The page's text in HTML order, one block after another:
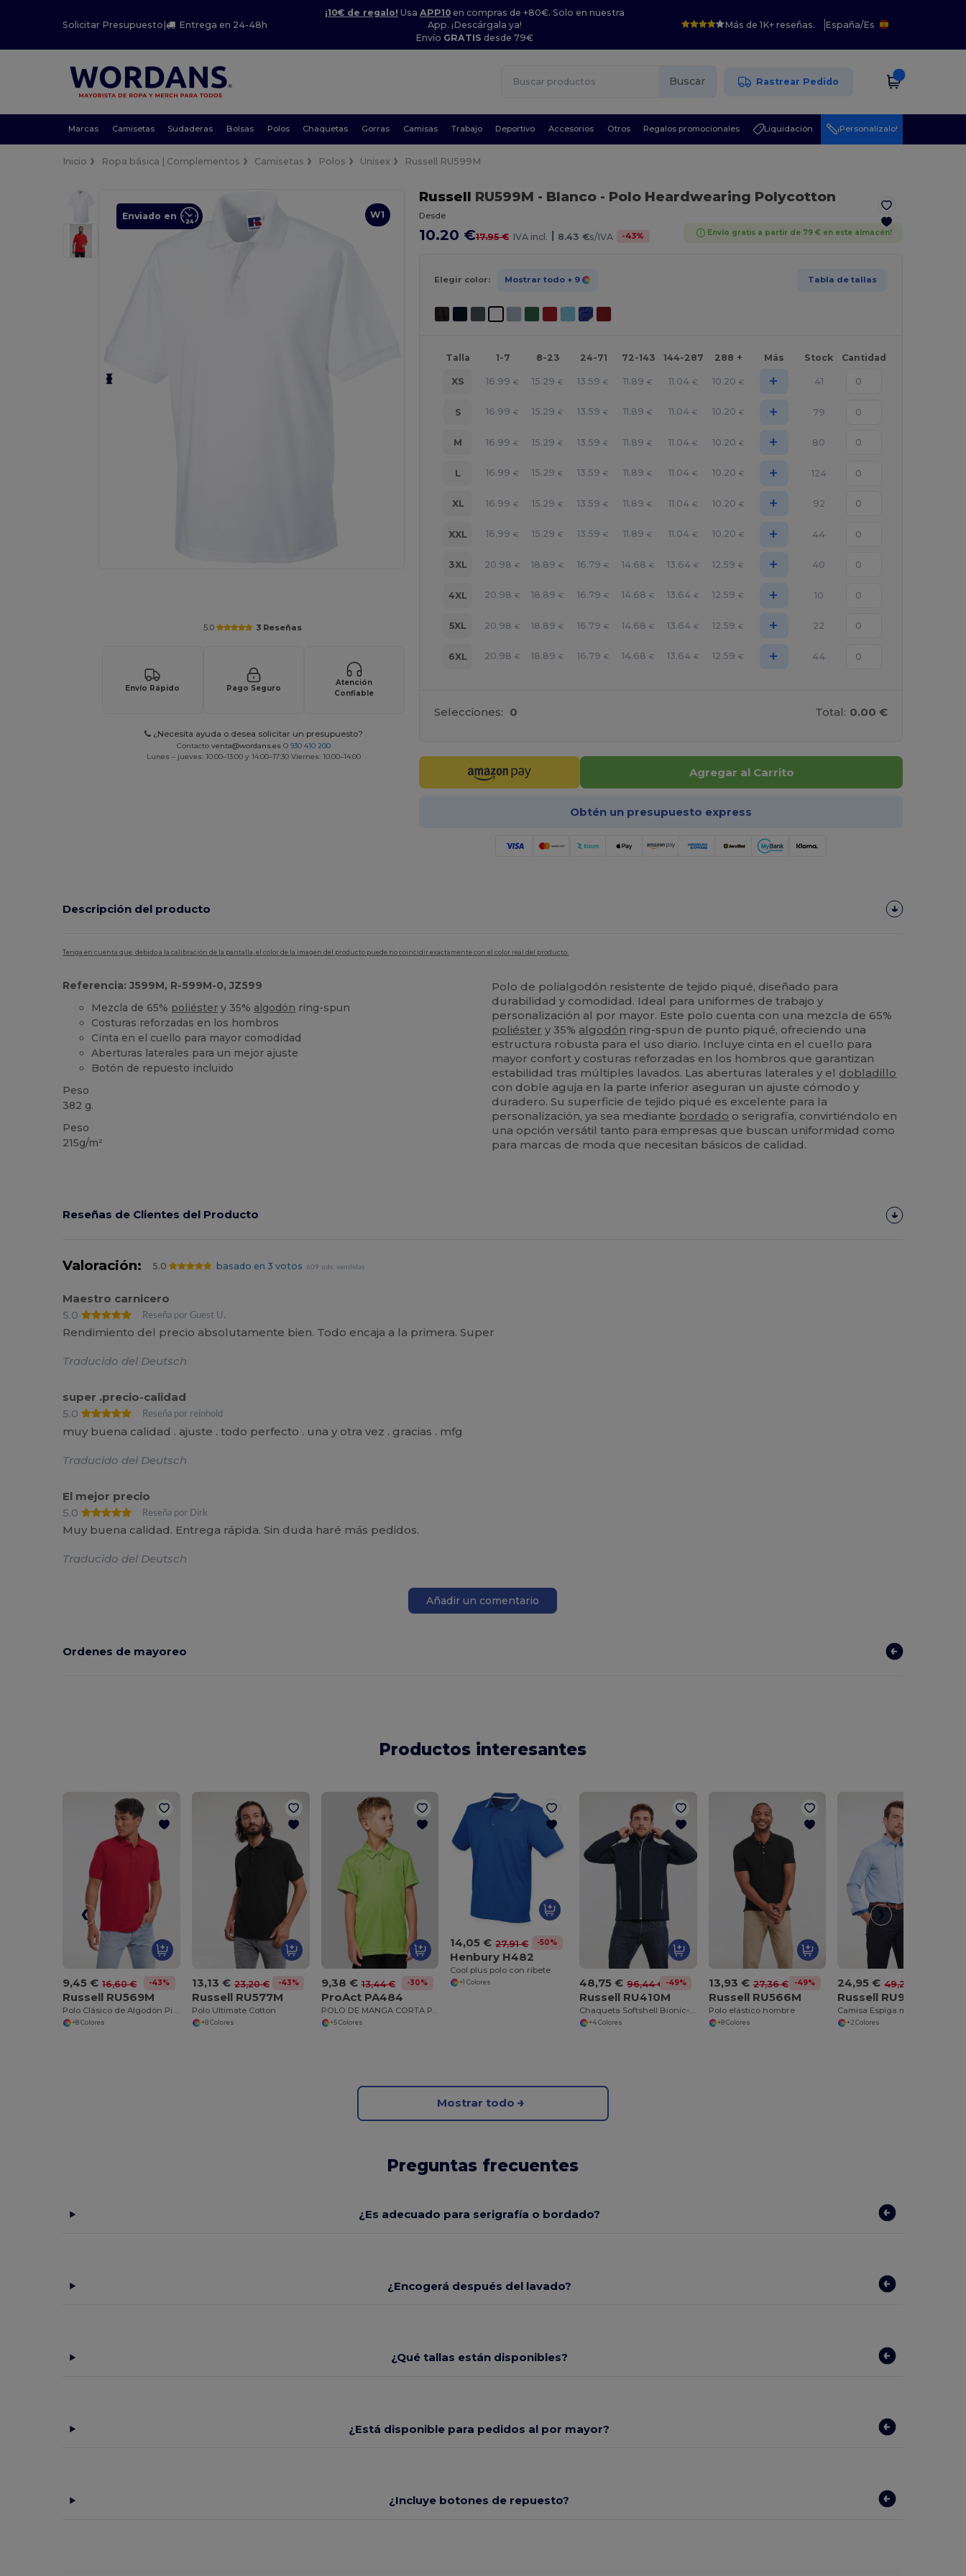
Solicitar Presupuesto | Entrega en 24-48h
¡10€ de regalo! Usa APP10en compras de +80€. Solo en nuestra
App. ¡Descárgala ya!
Envío GRATIS desde 79€
Más de 1K+ reseñas. España/Es
Buscar Rastrear Pedido
Marcas Camisetas Sudaderas Bolsas Polos Chaquetas Gorras Camisas Trabajo Deportivo Accesorios Otros Regalos promocionales Liquidación ¡Personalízalo!
Inicio Ropa básica | Complementos Camisetas Polos Unisex Russell RU599M
W1
Enviado en
5.0 3 Reseñas
Envío Rápido Pago Seguro
Atención
Confiable
¿Necesita ayuda o desea solicitar un presupuesto?
Contacto venta@wordans.es O 930 410 200
Lunes – jueves: 10:00–13:00 y 14:00–17:30 Viernes: 10:00–14:00
Russell RU599M - Blanco- Polo Heardwearing Polycotton
Desde
10.20 €17.95 € IVA incl. | 8.43 €s/IVA -43% Envío gratis a partir de 79 € en este almacén!
Elegir color: Mostrar todo + 9 Tabla de tallas
Talla 1-7 8-23 24-71 72-143 144-287 288 + Más Stock Cantidad
XS 16.99 € 15.29 € 13.59 € 11.89 € 11.04 € 10.20 € + 41
S 16.99 € 15.29 € 13.59 € 11.89 € 11.04 € 10.20 € + 79
M 16.99 € 15.29 € 13.59 € 11.89 € 11.04 € 10.20 € + 80
L 16.99 € 15.29 € 13.59 € 11.89 € 11.04 € 10.20 € + 124
XL 16.99 € 15.29 € 13.59 € 11.89 € 11.04 € 10.20 € + 92
XXL 16.99 € 15.29 € 13.59 € 11.89 € 11.04 € 10.20 € + 44
3XL 20.98 € 18.89 € 16.79 € 14.68 € 13.64 € 12.59 € + 40
4XL 20.98 € 18.89 € 16.79 € 14.68 € 13.64 € 12.59 € + 10
5XL 20.98 € 18.89 € 16.79 € 14.68 € 13.64 € 12.59 € + 22
6XL 20.98 € 18.89 € 16.79 € 14.68 € 13.64 € 12.59 € + 44
Selecciones: 0 Total: 0.00 €
Agregar al Carrito
Obtén un presupuesto express
Descripción del producto
Tenga en cuenta que, debido a la calibración de la pantalla, el color de la imagen del producto puede no coincidir exactamente con el color real del producto.
Referencia: J599M, R-599M-0, JZ599
Mezcla de 65% poliéster y 35% algodón ring-spun
Costuras reforzadas en los hombros
Cinta en el cuello para mayor comodidad
Aberturas laterales para un mejor ajuste
Botón de repuesto incluido
Peso
382 g.
Peso
215g/m²
Polo de polialgodón resistente de tejido piqué, diseñado para
durabilidad y comodidad. Ideal para uniformes de trabajo y
personalización al por mayor. Este polo cuenta con una mezcla de 65%
poliéster y 35% algodón ring-spun de punto piqué, ofreciendo una
estructura robusta para el uso diario. Incluye cinta en el cuello para
mayor confort y costuras reforzadas en los hombros que garantizan
estabilidad tras múltiples lavados. Las aberturas laterales y el dobladillo
con doble aguja en la parte inferior aseguran un ajuste cómodo y
duradero. Su superficie de tejido piqué es excelente para la
personalización, ya sea mediante bordado o serigrafía, convirtiéndolo en
una opción versátil tanto para empresas que buscan uniformidad como
para marcas de moda que necesitan básicos de calidad.
Reseñas de Clientes del Producto
Valoración: 5.0 basado en 3 votos 609 uds. vendidas
Maestro carnicero
5.0
Reseña por Guest U.
Rendimiento del precio absolutamente bien. Todo encaja a la primera. Super
Traducido del Deutsch
super .precio-calidad
5.0
Reseña por reinhold
muy buena calidad . ajuste . todo perfecto . una y otra vez . gracias . mfg
Traducido del Deutsch
El mejor precio
5.0
Reseña por Dirk
Muy buena calidad. Entrega rápida. Sin duda haré más pedidos.
Traducido del Deutsch
Añadir un comentario
Ordenes de mayoreo
Productos interesantes
9,45 € 16,60 € -43%
Russell RU569M
+8 Colores
13,13 € 23,20 € -43%
Russell RU577M
Polo Ultimate Cotton
+8 Colores
9,38 € 13,44 € -30%
ProAct PA484
POLO DE MANGA CORTA PARA NIÑO
+5 Colores
14,05 € 27,91 € -50%
Henbury H482
Cool plus polo con ribete
+1 Colores 48,75 € 96,44 € -49%
Russell RU410M
+4 Colores
13,93 € 27,36 € -49%
Russell RU566M
Polo elástico hombre
+8 Colores
24,95 € 49,25 €
Russell RU964M
Camisa Espiga manga larga
+2 Colores
Mostrar todo
Preguntas frecuentes
¿Es adecuado para serigrafía o bordado?
¿Encogerá después del lavado?
¿Qué tallas están disponibles?
¿Está disponible para pedidos al por mayor?
¿Incluye botones de repuesto?